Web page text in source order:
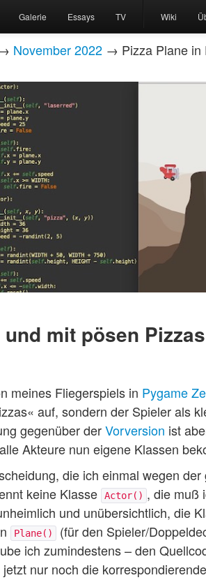
Galerie Essays TV Wiki
November 2022 → Pizza Plane in
mit pösen
meines Fliegerspiels in Pygame
auf, sondern der Spieler als
gegenüber derVorversion ist
Akteure nun eigene Klassen
die ich einmal wegen
keine Klasse
Actor() , die muß
und unübersichtlich, die
Plane() (für den Spieler/
ich zumindestens – den
jetzt nur noch die